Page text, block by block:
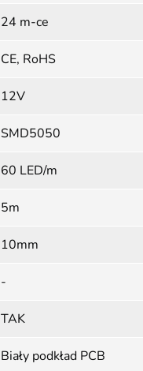
24 m-ce
CE, RoHS
12V
SMD5050
60 LED/m
5m
10mm
-
TAK
Biały podkład PCB